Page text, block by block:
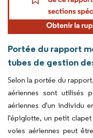
Portée du rapport
tubes de gestion
Selon la portée du
aériennes sont utilisés
aériennes d'un individu
l'épiglotte, un petit
voies aériennes peut